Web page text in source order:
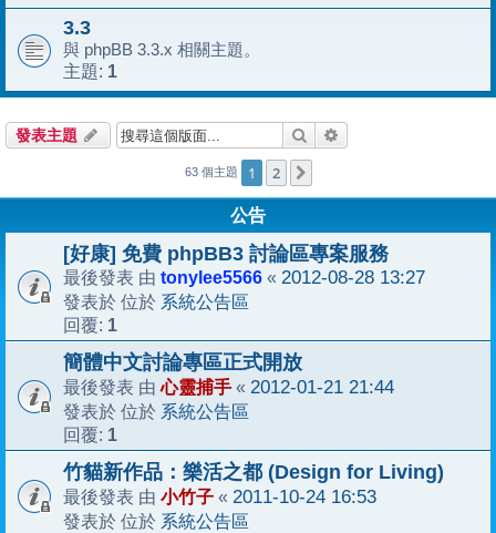
3.3
與 phpBB 3.3.x 相關主題。
主題: 1
發表主題 搜尋
63 個主題 1 2
公告
[好康] 免費 phpBB3 討論區專案服務
最後發表 由 tonylee5566 « 2012-08-28 13:27
發表於 位於 系統公告區
回覆: 1
簡體中文討論專區正式開放
最後發表 由心靈捕手 « 2012-01-21 21:44
發表於 位於 系統公告區
回覆: 1
竹貓新作品：樂活之都 (Design for Living)
最後發表 由 小竹子 « 2011-10-24 16:53
發表於 位於 系統公告區